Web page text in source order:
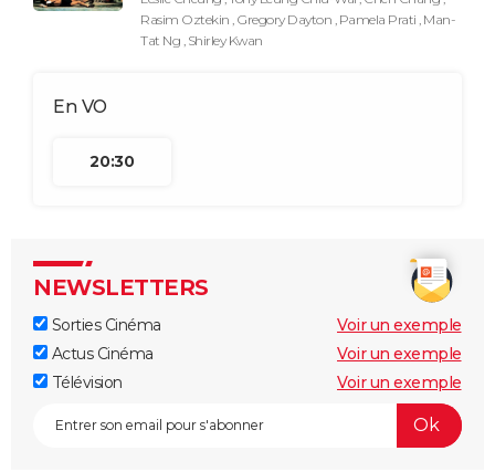
Rasim Oztekin , Gregory Dayton , Pamela Prati , Man-
Tat Ng , Shirley Kwan
20:30
NEWSLETTERS
Sorties Cinéma
Voir un exemple
Actus Cinéma
Voir un exemple
Télévision
Voir un exemple